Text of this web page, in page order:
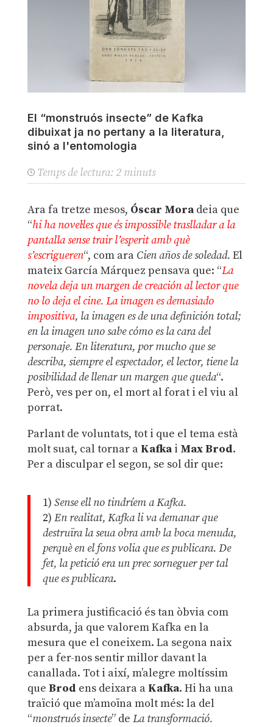
El “monstruós insecte” de Kafka
dibuixat ja no pertany a la literatura,
sinó a l'entomologia
Temps de lectura: 2 minuts
Ara fa tretze mesos, Óscar Moradeia que
“hi ha novel·les que és impossible traslladar a la
pantalla sense trair l’esperit amb què
s’escrigueren“, com ara Cien años de soledad. El
mateix García Márquez pensava que: “La
novela deja un margen de creación al lector que
no lo deja el cine. La imagen es demasiado
impositiva, la imagen es de una definición total;
en la imagen uno sabe cómo es la cara del
personaje. En literatura, por mucho que se
describa, siempre el espectador, el lector, tiene la
posibilidad de llenar un margen que queda“.
Però, ves per on, el mort al forat i el viu al
porrat.
Parlant de voluntats, tot i que el tema està
molt suat, cal tornar a Kafkai Max Brod.
Per a disculpar el segon, se sol dir que:
1) Sense ell no tindríem a Kafka.
2) En realitat, Kafka li va demanar que
destruïra la seua obra amb la boca menuda,
perquè en el fons volia que es publicara. De
fet, la petició era un prec sorneguer per tal
que es publicara.
La primera justificació és tan òbvia com
absurda, ja que valorem Kafka en la
mesura que el coneixem. La segona naix
per a fer-nos sentir millor davant la
canallada. Tot i així, m’alegre moltíssim
que Brod ens deixara a Kafka. Hi ha una
traïció que m’amoïna molt més: la del
“monstruós insecte” de La transformació.